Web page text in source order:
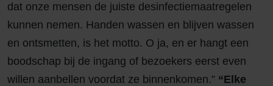
dat onze mensen de juiste desinfectiemaatregelen
kunnen nemen. Handen wassen en blijven wassen
en ontsmetten, is het motto. O ja, en er hangt een
boodschap bij de ingang of bezoekers eerst even
willen aanbellen voordat ze binnenkomen.” “Elke